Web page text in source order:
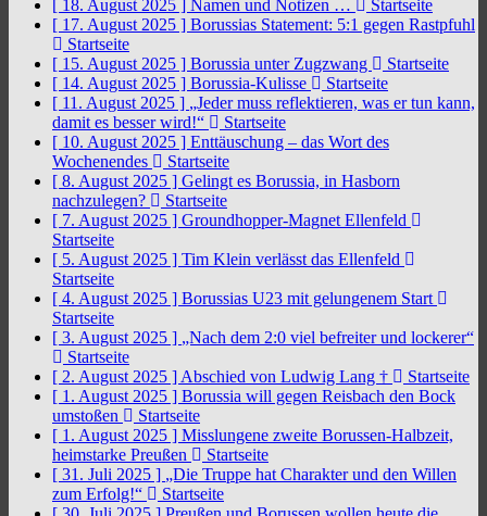
[ 18. August 2025 ] Namen und Notizen …
Startseite
[ 17. August 2025 ] Borussias Statement: 5:1 gegen Rastpfuhl
Startseite
[ 15. August 2025 ] Borussia unter Zugzwang
Startseite
[ 14. August 2025 ] Borussia-Kulisse
Startseite
[ 11. August 2025 ] „Jeder muss reflektieren, was er tun kann,
damit es besser wird!“
Startseite
[ 10. August 2025 ] Enttäuschung – das Wort des
Wochenendes
Startseite
[ 8. August 2025 ] Gelingt es Borussia, in Hasborn
nachzulegen?
Startseite
[ 7. August 2025 ] Groundhopper-Magnet Ellenfeld
Startseite
[ 5. August 2025 ] Tim Klein verlässt das Ellenfeld
Startseite
[ 4. August 2025 ] Borussias U23 mit gelungenem Start
Startseite
[ 3. August 2025 ] „Nach dem 2:0 viel befreiter und lockerer“
Startseite
[ 2. August 2025 ] Abschied von Ludwig Lang †
Startseite
[ 1. August 2025 ] Borussia will gegen Reisbach den Bock
umstoßen
Startseite
[ 1. August 2025 ] Misslungene zweite Borussen-Halbzeit,
heimstarke Preußen
Startseite
[ 31. Juli 2025 ] „Die Truppe hat Charakter und den Willen
zum Erfolg!“
Startseite